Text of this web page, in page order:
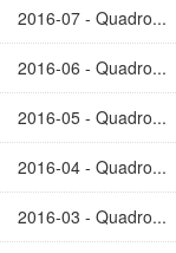
2016-07 - Quadro...
2016-06 - Quadro...
2016-05 - Quadro...
2016-04 - Quadro...
2016-03 - Quadro...